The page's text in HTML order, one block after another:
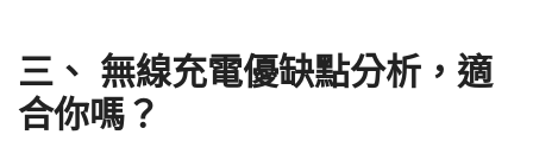
三、 無線充電優缺點分析，適
合你嗎？